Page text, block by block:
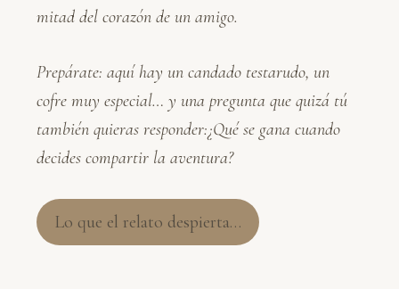
mitad del corazón de un amigo.
Prepárate: aquí hay un candado testarudo, un
cofre muy especial… y una pregunta que quizá tú
también quieras responder:¿Qué se gana cuando
decides compartir la aventura?
Lo que el relato despierta…